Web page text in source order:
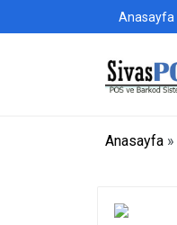
Anasayfa
Anasayfa »